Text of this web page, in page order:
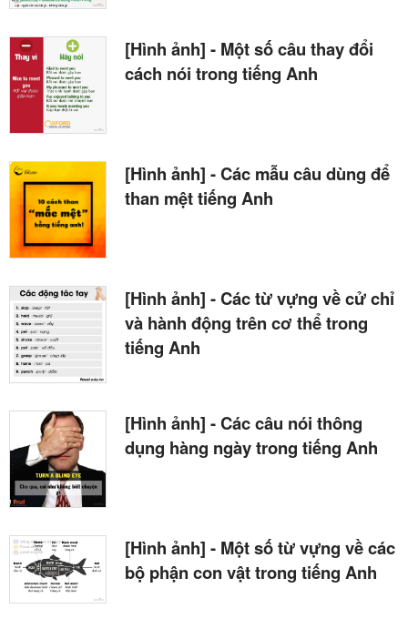
[Hình ảnh] - Một số câu thay đổi
cách nói trong tiếng Anh
[Hình ảnh] - Các mẫu câu dùng để
than mệt tiếng Anh
[Hình ảnh] - Các từ vựng về cử chỉ
và hành động trên cơ thể trong
tiếng Anh
[Hình ảnh] - Các câu nói thông
dụng hàng ngày trong tiếng Anh
[Hình ảnh] - Một số từ vựng về các
bộ phận con vật trong tiếng Anh